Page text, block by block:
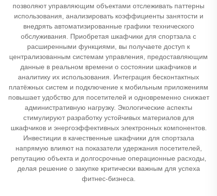
позволяют управляющим объектами отслеживать паттерны
использования, анализировать коэффициенты занятости и
внедрять автоматизированные графики технического
обслуживания. Приобретая шкафчики для спортзала с
расширенными функциями, вы получаете доступ к
централизованным системам управления, предоставляющим
данные в реальном времени о состоянии шкафчиков и
аналитику их использования. Интеграция бесконтактных
платёжных систем и подключение к мобильным приложениям
повышает удобство для посетителей и одновременно снижает
административную нагрузку. Экологические аспекты
стимулируют разработку устойчивых материалов для
шкафчиков и энергоэффективных электронных компонентов.
Инвестиции в качественные шкафчики для спортзала
напрямую влияют на показатели удержания посетителей,
репутацию объекта и долгосрочные операционные расходы,
делая решение о закупке критически важным для успеха
фитнес-бизнеса.